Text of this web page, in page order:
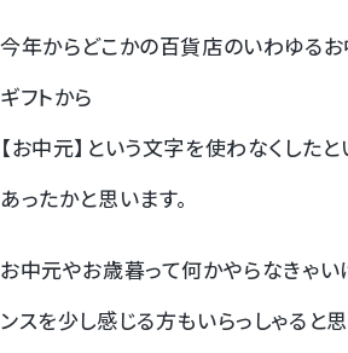
桃
今年からどこかの百貨店のいわゆるお
ギフトから
【お中元】という文字を使わなくした
あったかと思います。
お中元やお歳暮って何かやらなきゃい
ンスを少し感じる方もいらっしゃると思